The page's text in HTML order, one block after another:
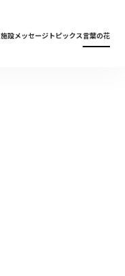
施設メッセージトピックス言葉の花